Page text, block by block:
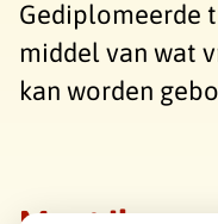
Gediplomeerde
middel van wat
kan worden